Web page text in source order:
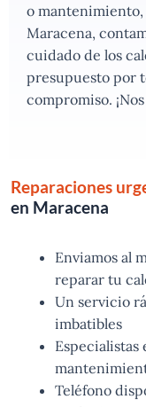
o mantenimiento,
Maracena,
cuidado de los
presupuesto por
compromiso.
Reparaciones
en Maracena
Enviamos al
reparar tu
Un servicio
imbatibles
Teléfono